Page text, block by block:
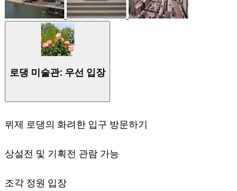
로댕 미술관: 우선 입장
뮈제 로댕의 화려한 입구 방문하기
상설전 및 기획전 관람 가능
조각 정원 입장